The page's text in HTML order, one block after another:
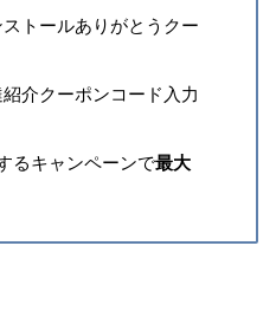
ストールありがとうクー
紹介クーポンコード入力
るキャンペーンで最大